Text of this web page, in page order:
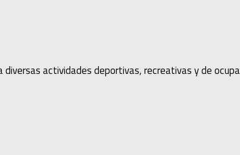
actividades deportivas, recreativas y de